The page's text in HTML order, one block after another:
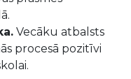
Vecāku atbalsts
procesā pozitīvi